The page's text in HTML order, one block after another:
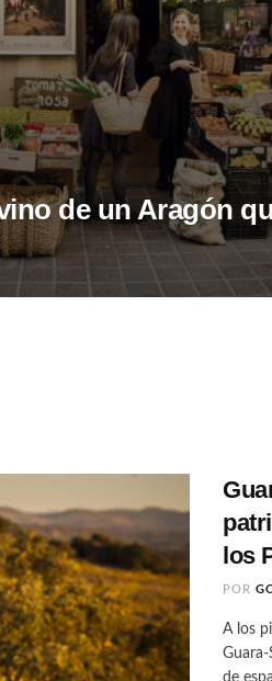
de un Aragón
los
POR
A los
de